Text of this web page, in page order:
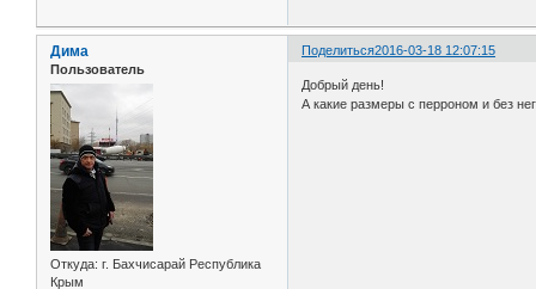
Поделиться2016-03-18 12:07:15
Дима
Пользователь
Откуда: г. Бахчисарай Республика
Крым
Добрый день!
А какие размеры с перроном и без